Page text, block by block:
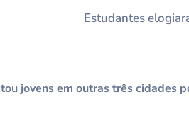
Estudantes
jovens em outras três cidades